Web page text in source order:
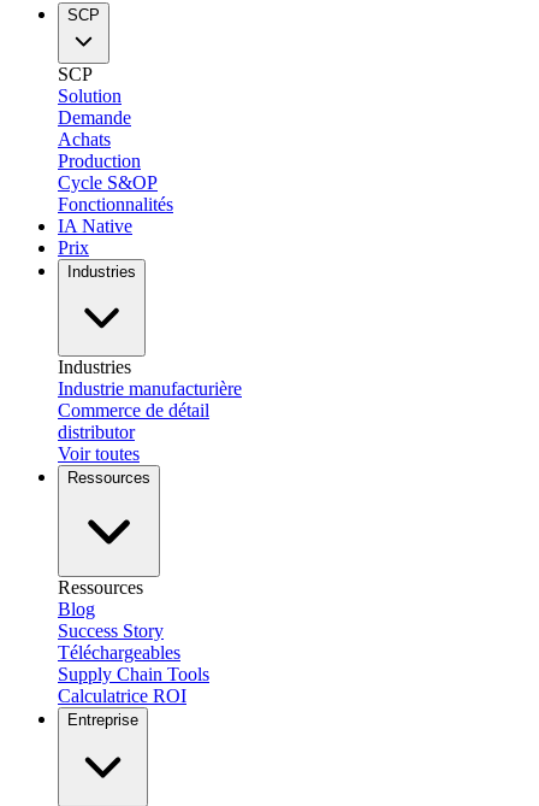
SCP
SCP
Solution
Demande
Achats
Production
Cycle S&OP
Fonctionnalités
IA Native
Prix
Industries
Industries
Industrie manufacturière
Commerce de détail
distributor
Voir toutes
Ressources
Ressources
Blog
Success Story
Téléchargeables
Supply Chain Tools
Calculatrice ROI
Entreprise